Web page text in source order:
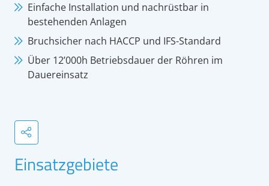
Einfache Installation und nachrüstbar in
bestehenden Anlagen
Bruchsicher nach HACCP und IFS-Standard
Über 12’000h Betriebsdauer der Röhren im
Dauereinsatz
Einsatzgebiete